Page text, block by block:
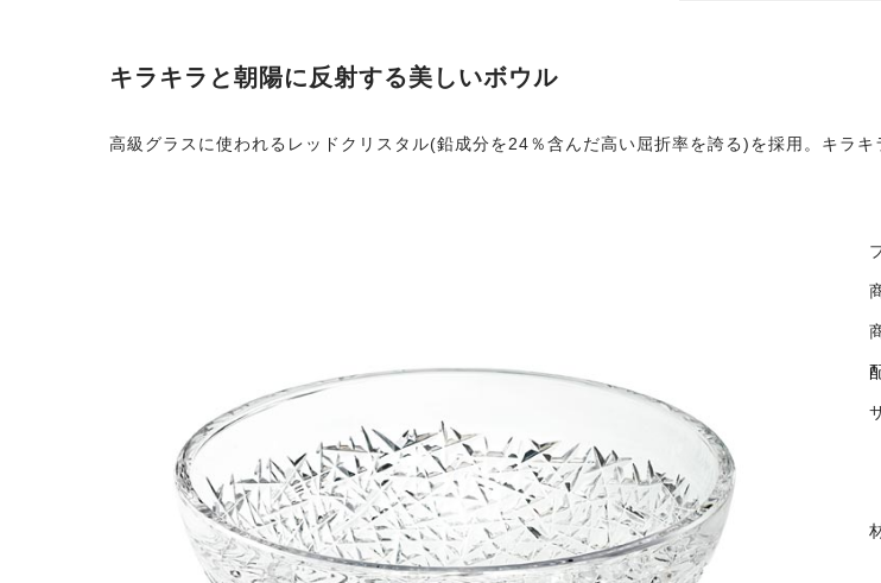
キラキラと朝陽に反射する美しいボウル
高級グラスに使われるレッドクリスタル(鉛成分を24％含んだ高い屈折率を誇る)を採用。キラ